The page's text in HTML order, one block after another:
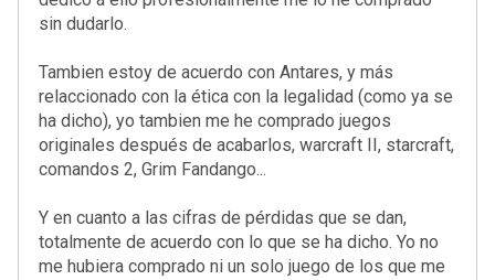
sin dudarlo.
Tambien estoy de acuerdo con Antares, y más
relaccionado con la ética con la legalidad (como ya se
ha dicho), yo tambien me he comprado juegos
originales después de acabarlos, warcraft II, starcraft,
comandos 2, Grim Fandango...
Y en cuanto a las cifras de pérdidas que se dan,
totalmente de acuerdo con lo que se ha dicho. Yo no
me hubiera comprado ni un solo juego de los que me